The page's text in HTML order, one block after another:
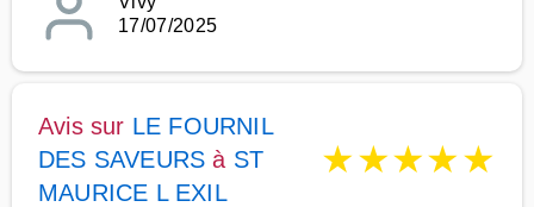
17/07/2025
Avis sur LE FOURNIL
DES SAVEURS à ST
MAURICE L EXIL
★★★★★